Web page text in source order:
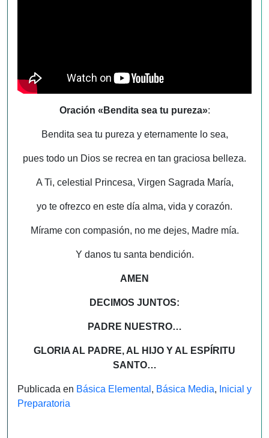
Oración «Bendita sea tu pureza»:
Bendita sea tu pureza y eternamente lo sea,
pues todo un Dios se recrea en tan graciosa belleza.
A Ti, celestial Princesa, Virgen Sagrada María,
yo te ofrezco en este día alma, vida y corazón.
Mírame con compasión, no me dejes, Madre mía.
Y danos tu santa bendición.
AMEN
DECIMOS JUNTOS:
PADRE NUESTRO…
GLORIA AL PADRE, AL HIJO Y AL ESPÍRITU
SANTO…
Publicada en Básica Elemental , Básica Media, Inicial y
Preparatoria